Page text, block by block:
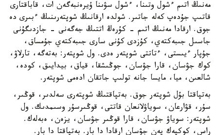
مەنىڭ اتىم ءشول وتىنا، ءشول سۋىنا ۇيرەنبەگەن ات، قاباقتارى
قاتىپ جۇدەپ كەلە جاتىر. شولدە ارقانىڭ شوپتەرىنىڭ ءبىرى دە
جوق. ارقادا مەنىڭ اتىم - كۇرەڭ اتتىڭ جەگەنى - جازدىگۇنى
جاسىل جىبەكتەي، كۇزدى كۇنى سارى جىبەكتەي جۇمساق،
جۇپار ءيىستى، ءتاتتى شوپتەر ەدى. ول شوپتەر: بەتەگە، تارلاۋ،
كوك جۋسان، قارا جۋسان، جوڭىشقا، قياق، بيدايىق، كودە،
شالعىن، ميا، مايسا جانە تولىپ جاتقان ادەمى شوپتەر.
بەتپاقتا بۇل شوپتەر جوق. بەتپاقتىڭ شوپتەرى سەلدىر، قوڭىر،
سۇر، قۋارعان، سوياۋلانعان قاتتى، قوڭىرسۇر وسىمدىك. ول
شوپتەر: سوياۋ جۋسان، قارا قوڭىر جۋسان، يزەن، ەبەلەك.
راس، كوكپەك پەن جۋسان ارقادا دا بار. بەتپاقتا دا بار.